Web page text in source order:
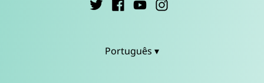
Português ▾